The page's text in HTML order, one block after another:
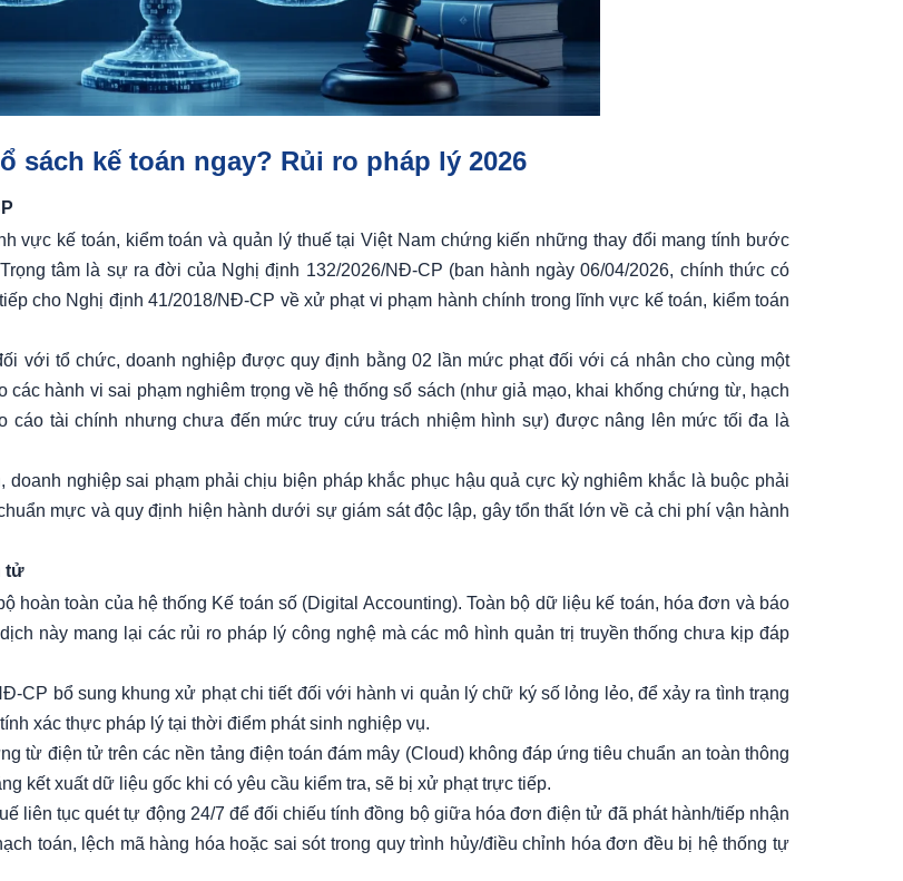
sách kế toán ngay? Rủi ro pháp lý 2026
vực kế toán, kiểm toán và quản lý thuế tại Việt Nam chứng kiến những thay đổi mang tính bước
tâm là sự ra đời của Nghị định 132/2026/NĐ-CP (ban hành ngày 06/04/2026, chính thức có
cho Nghị định 41/2018/NĐ-CP về xử phạt vi phạm hành chính trong lĩnh vực kế toán, kiểm toán
với tổ chức, doanh nghiệp được quy định bằng 02 lần mức phạt đối với cá nhân cho cùng một
các hành vi sai phạm nghiêm trọng về hệ thống sổ sách (như giả mạo, khai khống chứng từ, hạch
cáo tài chính nhưng chưa đến mức truy cứu trách nhiệm hình sự) được nâng lên mức tối đa là
nghiệp sai phạm phải chịu biện pháp khắc phục hậu quả cực kỳ nghiêm khắc là buộc phải
mực và quy định hiện hành dưới sự giám sát độc lập, gây tổn thất lớn về cả chi phí vận hành
tử
hoàn toàn của hệ thống Kế toán số (Digital Accounting). Toàn bộ dữ liệu kế toán, hóa đơn và báo
này mang lại các rủi ro pháp lý công nghệ mà các mô hình quản trị truyền thống chưa kịp đáp
CP bổ sung khung xử phạt chi tiết đối với hành vi quản lý chữ ký số lỏng lẻo, để xảy ra tình trạng
xác thực pháp lý tại thời điểm phát sinh nghiệp vụ.
từ điện tử trên các nền tảng điện toán đám mây (Cloud) không đáp ứng tiêu chuẩn an toàn thông
kết xuất dữ liệu gốc khi có yêu cầu kiểm tra, sẽ bị xử phạt trực tiếp.
liên tục quét tự động 24/7 để đối chiếu tính đồng bộ giữa hóa đơn điện tử đã phát hành/tiếp nhận
toán, lệch mã hàng hóa hoặc sai sót trong quy trình hủy/điều chỉnh hóa đơn đều bị hệ thống tự